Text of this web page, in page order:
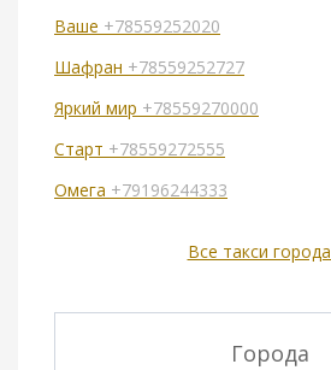
Ваше +78559252020
Шафран +78559252727
Яркий мир +78559270000
Старт +78559272555
Омега +79196244333
Все такси города
Города